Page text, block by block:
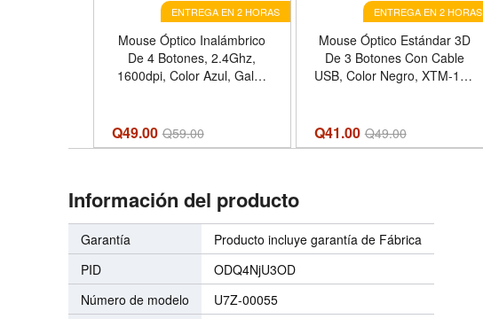
ENTREGA EN 2 HORAS
Mouse Óptico Inalámbrico
De 4 Botones, 2.4Ghz,
1600dpi, Color Azul, Galos
Q49.00 Q59.00
ENTREGA EN 2 HORAS
Mouse Óptico Estándar 3D
De 3 Botones Con Cable
USB, Color Negro, XTM-175
Q41.00 Q49.00
Información del producto
Garantía
Producto incluye garantía de Fábrica
PID
ODQ4NjU3OD
Número de modelo
U7Z-00055